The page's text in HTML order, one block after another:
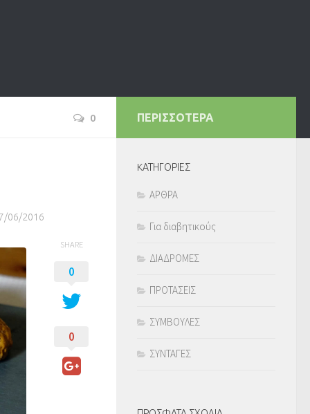
0
06/2016
SHARE
0
0
ΠΕΡΙΣΣΟΤΕΡΑ
KΑΤΗΓΟΡΙΕΣ
ΑΡΘΡΑ
Για διαβητικούς
ΔΙΑΔΡΟΜΕΣ
ΠΡΟΤΑΣΕΙΣ
ΣΥΜΒΟΥΛΕΣ
ΣΥΝΤΑΓΕΣ